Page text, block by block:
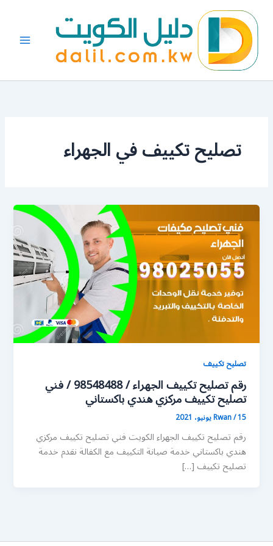
المحتوى
تصليح تكييف في الجهراء
تصليح تكييف
رقم تصليح تكييف الجهراء / 98548488 / فني
تصليح تكييف مركزي هندي باكستاني
Rwan/15 يونيو، 2021
رقم تصليح تكييف الجهراء الكويت فني تصليح تكييف مركزي
هندي باكستاني خدمة صيانة التكييف مع الكفالة نقدم خدمة
تصليح تكييف […]